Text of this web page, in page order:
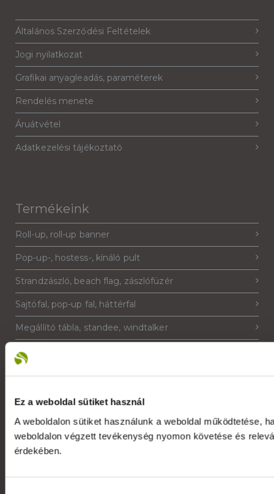
Ez a weboldal sütiket használ
A weboldalon sütiket használunk a weboldal működtetése,
weboldalon végzett tevékenység nyomon követése és
érdekében.
Általános Szerződési Feltételek
Jogi nyilatkozat
Grafikai anyagleadás, paraméterek
Rendelés menete
Áruátvétel
Adatkezelési tájékoztató
Termékeink
Roll-up, roll-up banner
Pop-up-, hostess-, kínáló pult
Strandzászló, beach flag, zászlófüzér
Sajtófal, pop-up fal, háttérfal
Megállító tábla, standee, windtalker
PIXLIP világító stand
Plakátkeret, poszterkeret, plakátsín